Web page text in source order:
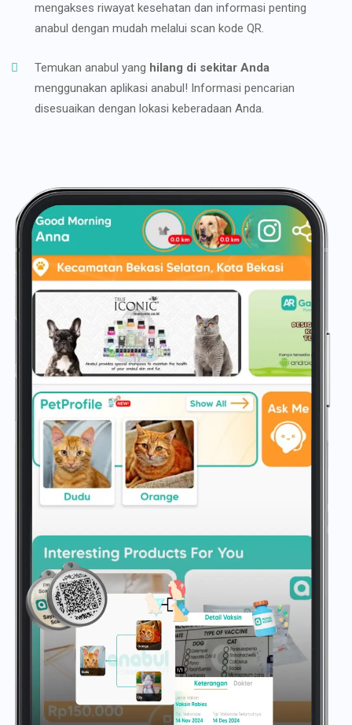
mengakses riwayat kesehatan dan informasi penting
anabul dengan mudah melalui scan kode QR.
Temukan anabul yang hilang di sekitar Anda
menggunakan aplikasi anabul! Informasi pencarian
disesuaikan dengan lokasi keberadaan Anda.